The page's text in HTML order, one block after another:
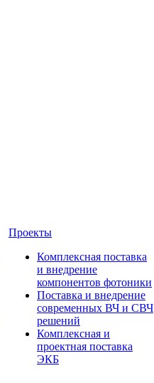
Проекты
Комплексная поставка
и внедрение
компонентов фотоники
Поставка и внедрение
современных ВЧ и СВЧ
решений
Комплексная и
проектная поставка
ЭКБ